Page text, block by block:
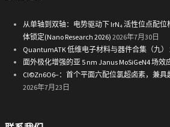
从单轴到双轴：电势驱动下 IrN₄ 活性位点配
体锁定(Nano Research 2026) 2026年7月30日
QuantumATK 低维电子材料与器件合集（九）
面外极化增强的亚 5 nm Janus MoSiGeN4 场效
Cl©Zn6O6−：首个平面六配位氯超卤素，兼
2026年7月23日